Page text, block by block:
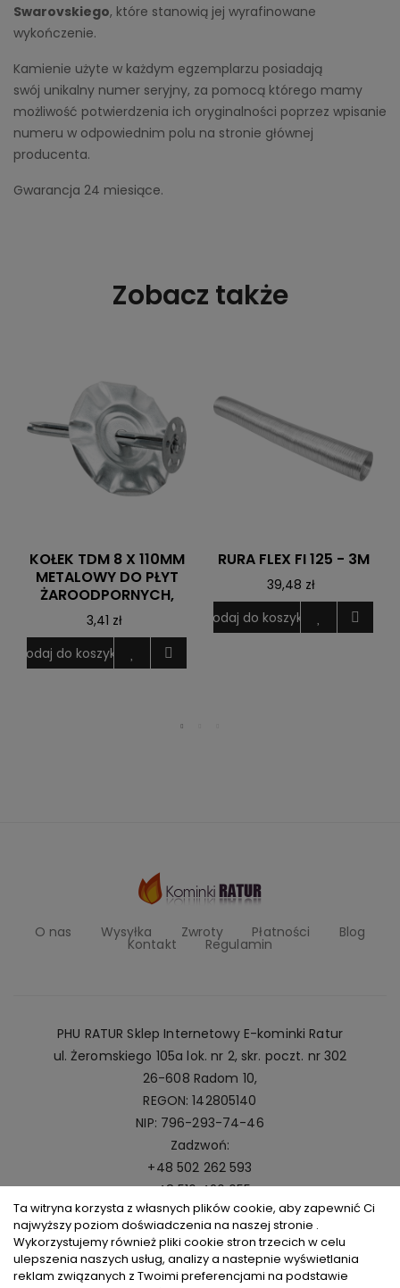
Swarovskiego, które stanowią jej wyrafinowane
wykończenie.
Kamienie użyte w każdym egzemplarzu posiadają
swój unikalny numer seryjny, za pomocą którego mamy
możliwość potwierdzenia ich oryginalności poprzez wpisanie
numeru w odpowiednim polu na stronie głównej
producenta.
Gwarancja 24 miesiące.
Zobacz także
KOŁEK TDM 8 X 110MM
METALOWY DO PŁYT
ŻAROODPORNYCH,
3,41 zł
Dodaj do koszyka
RURA FLEX FI 125 - 3M
39,48 zł
Dodaj do koszyka
O nas Wysyłka Zwroty Płatności Blog
Kontakt Regulamin
PHU RATUR Sklep Internetowy E-kominki Ratur
ul. Żeromskiego 105a lok. nr 2, skr. poczt. nr 302
26-608 Radom 10,
REGON: 142805140
NIP: 796-293-74-46
Zadzwoń:
+48 502 262 593
+48 516 420 055
Napisz:
kominki@ratur.pl
Ta witryna korzysta z własnych plików cookie, aby zapewnić Ci
najwyższy poziom doświadczenia na naszej stronie .
Wykorzystujemy również pliki cookie stron trzecich w celu
ulepszenia naszych usług, analizy a nastepnie wyświetlania
reklam związanych z Twoimi preferencjami na podstawie